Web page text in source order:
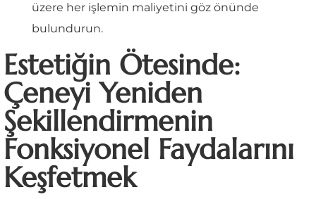
üzere her işlemin maliyetini göz önünde
bulundurun.
Estetiğin Ötesinde:
Çeneyi Yeniden
Şekillendirmenin
Fonksiyonel Faydalarını
Keşfetmek